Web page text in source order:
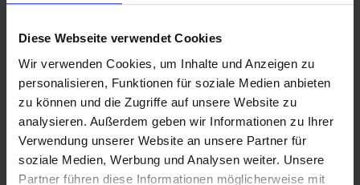
Diese Webseite verwendet Cookies
Wir verwenden Cookies, um Inhalte und Anzeigen zu
personalisieren, Funktionen für soziale Medien anbieten
zu können und die Zugriffe auf unsere Website zu
analysieren. Außerdem geben wir Informationen zu Ihrer
Verwendung unserer Website an unsere Partner für
soziale Medien, Werbung und Analysen weiter. Unsere
Partner führen diese Informationen möglicherweise mit
ACTIVE LINE
Zuverlässige Markenqualität mit hochwertiger 50 EPI-
K-
PRODUKTINFORMATIONEN